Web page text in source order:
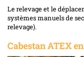
Le relevage et le
systèmes manuels de
relevage).
Cabestan ATEX